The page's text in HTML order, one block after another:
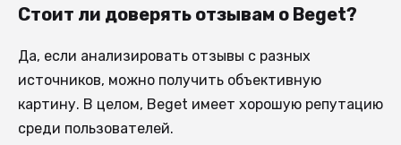
Стоит ли доверять отзывам о Beget?
Да, если анализировать отзывы с разных
источников, можно получить объективную
картину. В целом, Beget имеет хорошую репутацию
среди пользователей.